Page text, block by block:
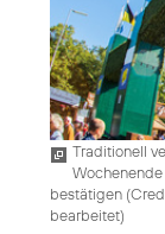
Traditionell
Wochenende
bestätigen (
bearbeitet)